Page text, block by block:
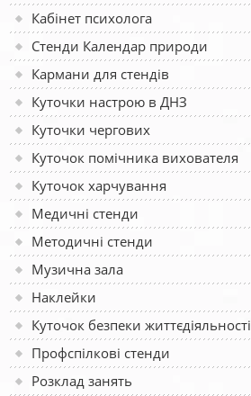
Кабінет психолога
Стенди Календар природи
Кармани для стендів
Куточки настрою в ДНЗ
Куточки чергових
Куточок помічника вихователя
Куточок харчування
Медичні стенди
Методичні стенди
Музична зала
Наклейки
Куточок безпеки життєдіяльності
Профспілкові стенди
Розклад занять